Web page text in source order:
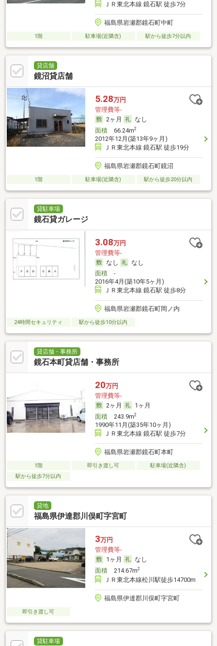
ＪＲ東北本線 鏡石駅 徒歩7分
福島県岩瀬郡鏡石町中町
1階 駐車場(近隣含) 駅から徒歩7分以内
貸店舗
鏡沼貸店舗
5.28万円
管理費等-
2ヶ月
なし
面積66.24m2
2012年12月(築13年9ヶ月)
ＪＲ東北本線 鏡石駅 徒歩19分
福島県岩瀬郡鏡石町鏡沼
1階 駐車場(近隣含) 駅から徒歩20分以内
貸駐車場
鏡石貸ガレージ
3.08万円
管理費等-
なし
なし
面積-
2016年4月(築10年5ヶ月)
ＪＲ東北本線 鏡石駅 徒歩8分
福島県岩瀬郡鏡石町岡ノ内
24時間セキュリティ 駅から徒歩10分以内
貸店舗・事務所
鏡石本町貸店舗・事務所
20万円
管理費等-
2ヶ月
1ヶ月
面積243.9m2
1990年11月(築35年10ヶ月)
ＪＲ東北本線 鏡石駅 徒歩7分
福島県岩瀬郡鏡石町本町
1階 即引き渡し可
駐車場(近隣含)
駅から徒歩7分以内
貸地
福島県伊達郡川俣町字宮町
3万円
管理費等-
1ヶ月
なし
面積214.67m2
ＪＲ東北本線松川駅徒歩14700m
福島県伊達郡川俣町字宮町
即引き渡し可
貸駐車場